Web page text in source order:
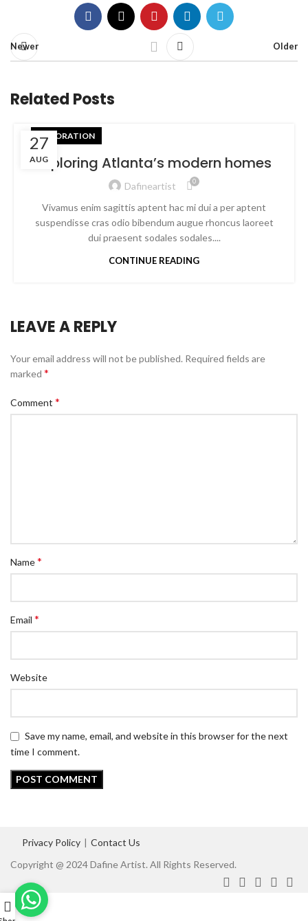
Newer Older
Related Posts
27
AUG
DECORATION
Exploring Atlanta’s modern homes
Dafineartist 0
Vivamus enim sagittis aptent hac mi dui a per aptent
suspendisse cras odio bibendum augue rhoncus laoreet
dui praesent sodales sodales....
CONTINUE READING
LEAVE A REPLY
Your email address will not be published. Required fields are
marked *
Comment *
Name*
Email *
Website
Save my name, email, and website in this browser for the next
time I comment.
Privacy Policy
Contact Us
Copyright @ 2024 Dafine Artist. All Rights Reserved.